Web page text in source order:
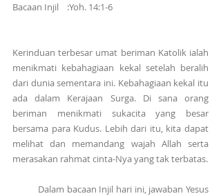
Bacaan Injil    :Yoh. 14:1-6
Kerinduan terbesar umat beriman Katolik ialah
menikmati kebahagiaan kekal setelah beralih
dari dunia sementara ini. Kebahagiaan kekal itu
ada dalam Kerajaan Surga. Di sana orang
beriman menikmati sukacita yang besar
bersama para Kudus. Lebih dari itu, kita dapat
melihat dan memandang wajah Allah serta
merasakan rahmat cinta-Nya yang tak terbatas.